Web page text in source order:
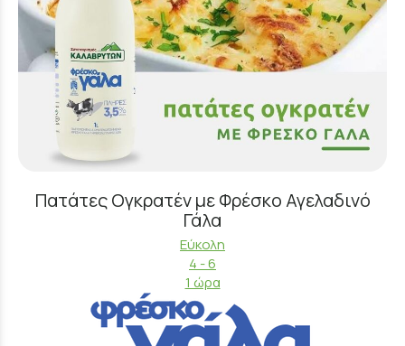
Πατάτες Ογκρατέν με Φρέσκο Αγελαδινό
Γάλα
Εύκολη
4 - 6
1 ώρα